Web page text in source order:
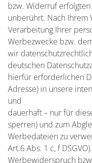
bzw. Widerruf
unberührt. Nach Ihrem
Verarbeitung Ihrer
Werbezwecke bzw.
wir
deutschen
hierfür erforderlichen
Adresse) in unsere
und
dauerhaft – nur für
sperren) und zum
Werbedateien zu
Art.6 Abs. 1 c, f
Werbewiderspruch